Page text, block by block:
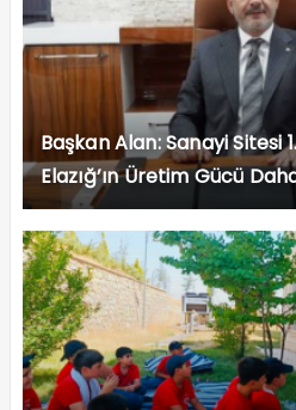
Başkan Alan: Sanayi Sitesi
Elazığ’ın Üretim Gücü